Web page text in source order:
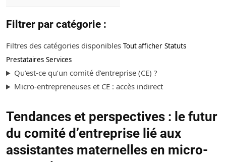
Filtrer par catégorie :
Filtres des catégories disponibles Tout afficher Statuts
Prestataires Services
Qu’est-ce qu’un comité d’entreprise (CE) ?
Micro-entrepreneuses et CE : accès indirect
Tendances et perspectives : le futur
du comité d’entreprise lié aux
assistantes maternelles en micro-